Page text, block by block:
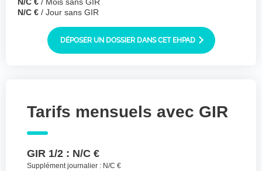
Joindre des fichiers (lettre manuscrite,
dessin, photo ..)
PNG, PDF, JPEG, TAILLE MAX. DES FICHIERS :
100 MB.
J'accepte les CGU (https://www.preprod-
ehpad-trikaya.fr/politique-de-
confidentialite/)*
N/C € / Mois sans GIR
N/C € / Jour sans GIR
DÉPOSER UN DOSSIER DANS CET EHPAD
Tarifs mensuels avec GIR
GIR 1/2 : N/C €
Supplément journalier : N/C €